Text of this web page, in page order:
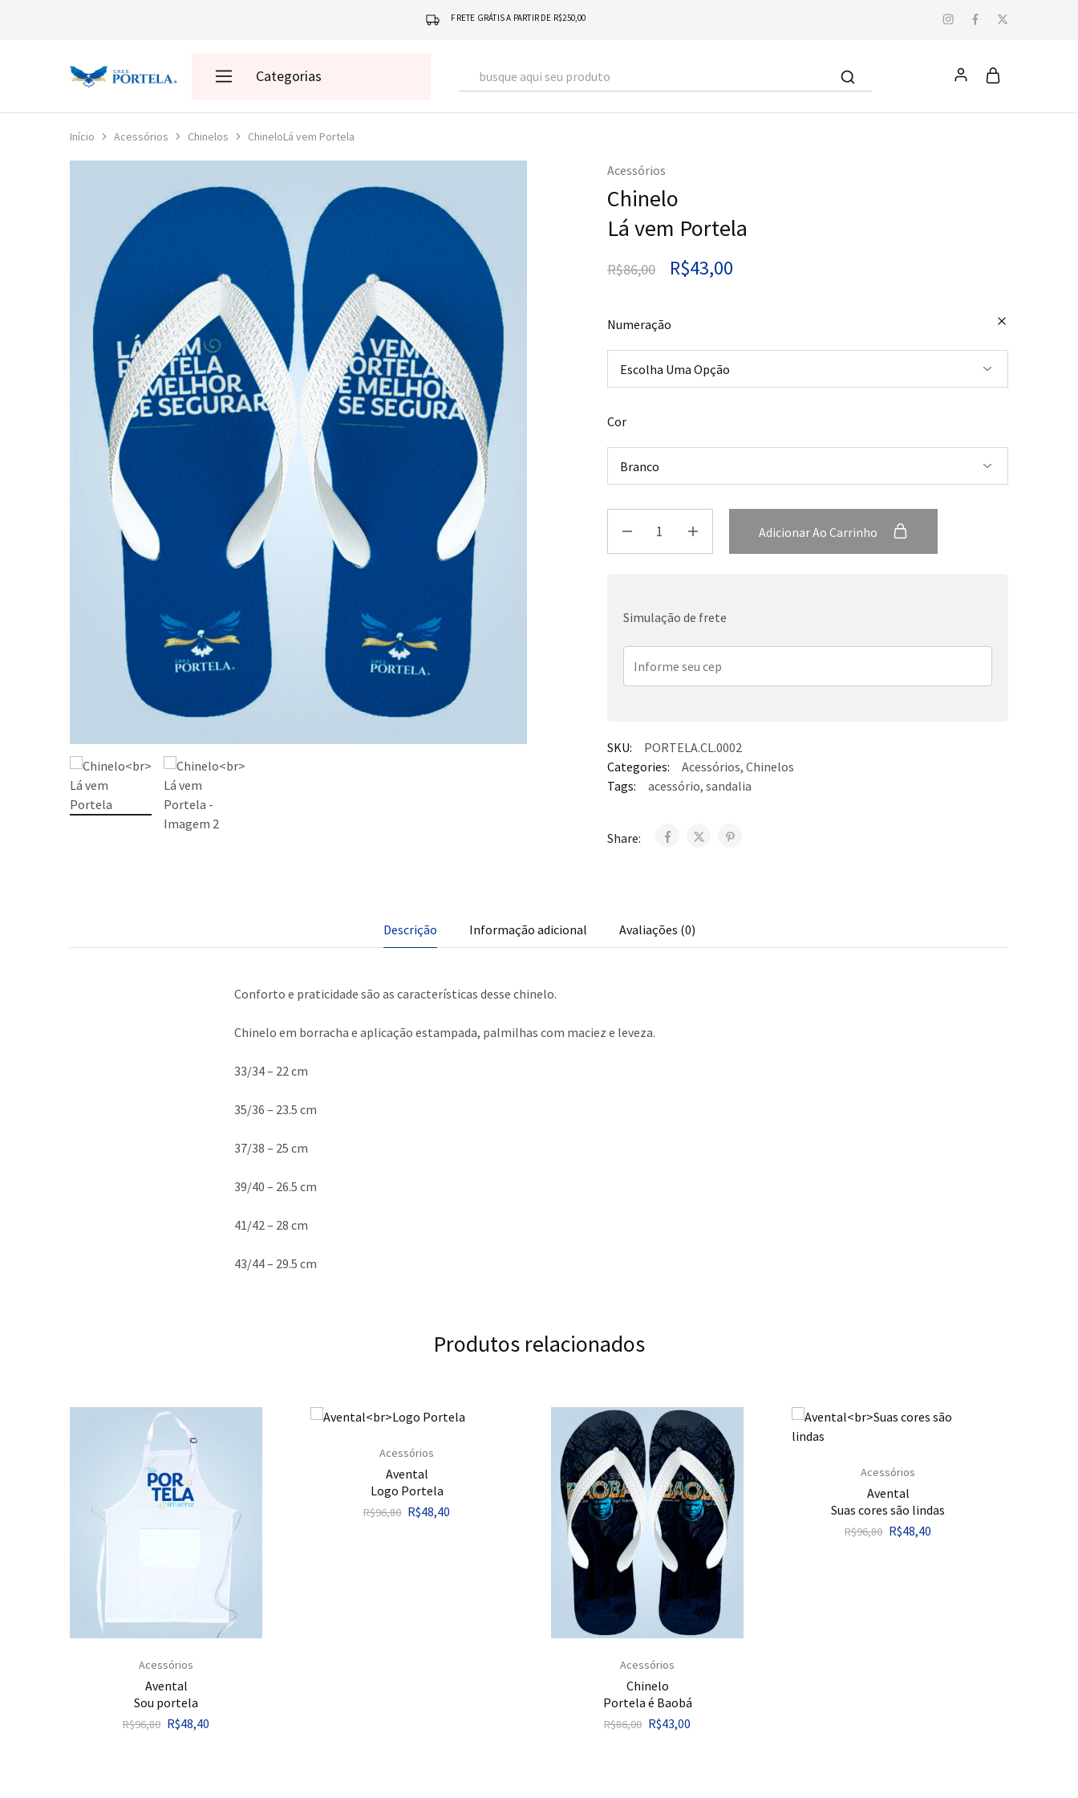
FRETE GRÁTIS A PARTIR DE R$250,00
Loja
Categorias
Roupas
Acessórios
Presentes
Decoração
Início Acessórios Chinelos ChineloLá vem Portela
Acessórios
Chinelo
Lá vem Portela
R$86,00 R$43,00
Numeração
Cor
Adicionar Ao Carrinho
Simulação de frete
SKU:
PORTELA.CL.0002
Categories:
Acessórios, Chinelos
Tags:
acessório, sandalia
Share:
Descrição Informação adicional Avaliações (0)
Conforto e praticidade são as características desse chinelo.
Chinelo em borracha e aplicação estampada, palmilhas com maciez e leveza.
33/34 – 22 cm
35/36 – 23.5 cm
37/38 – 25 cm
39/40 – 26.5 cm
41/42 – 28 cm
43/44 – 29.5 cm
Produtos relacionados
Acessórios
Avental
Sou portela
R$96,80 R$48,40
Acessórios
Avental
Logo Portela
R$96,80 R$48,40
Acessórios
Chinelo
Portela é Baobá
R$86,00 R$43,00
Acessórios
Avental
Suas cores são lindas
R$96,80 R$48,40